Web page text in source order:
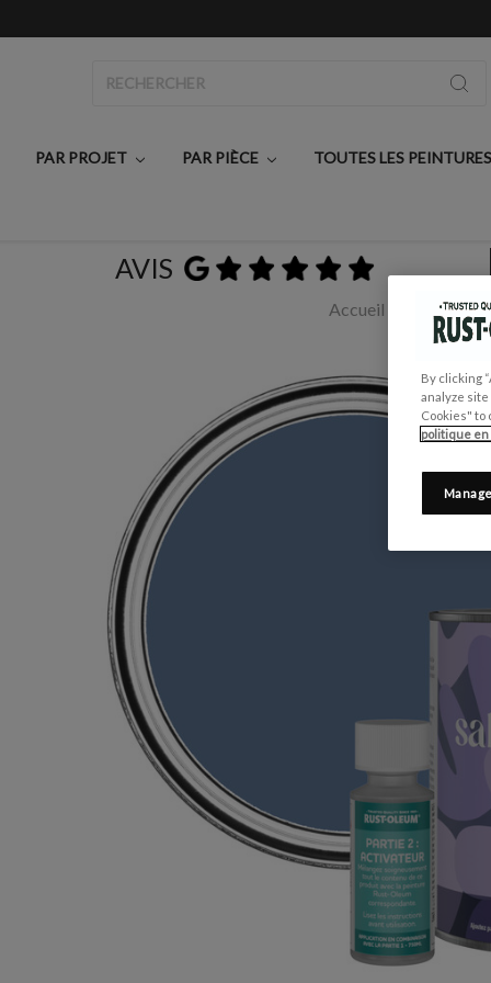
PAR PROJET PAR PIÈCE TOUTES LES PEINTURES
AVIS
Accueil Toutes les
By clicking
analyze
Cookies" to
politique